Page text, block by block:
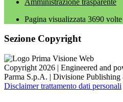
Pagina visualizzata 3690 volte
Sezione Copyright
Copyright 2026 | Engineered and
Parma S.p.A. | Divisione
Disclaimer trattamento dati personali